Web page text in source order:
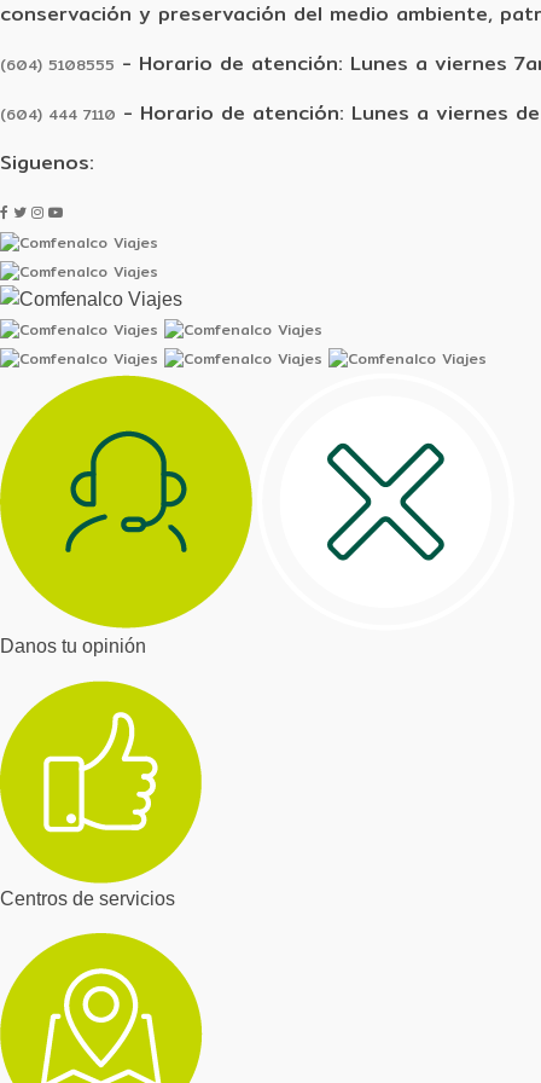
conservación y preservación del medio ambiente,
(604) 5108555 - Horario de atención: Lunes a viernes
(604) 444 7110 - Horario de atención: Lunes a viernes
Siguenos:
Danos tu opinión
Centros de servicios